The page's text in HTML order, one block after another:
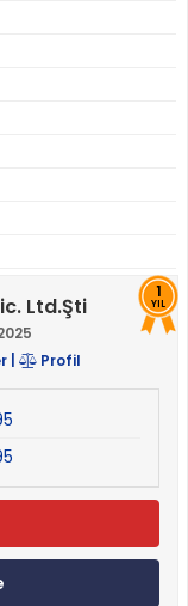
1
YIL
Ltd.Şti
| Profil